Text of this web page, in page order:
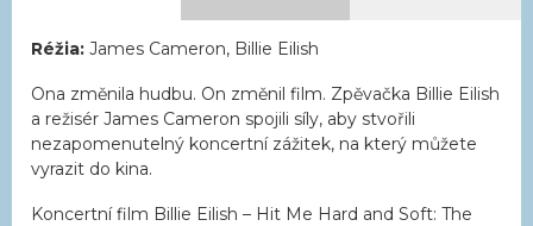
Réžia: James Cameron, Billie Eilish
Ona změnila hudbu. On změnil film. Zpěvačka Billie Eilish
a režisér James Cameron spojili síly, aby stvořili
nezapomenutelný koncertní zážitek, na který můžete
vyrazit do kina.
Koncertní film Billie Eilish – Hit Me Hard and Soft: The